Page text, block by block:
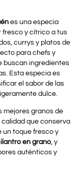
es una especia
fresco y cítrico a tus
currys y platos de
para chefs y
buscan ingredientes
Esta especia es
el sabor de las
dulce.
mejores granos de
que conserva
un toque fresco y
en grano, y
auténticos y